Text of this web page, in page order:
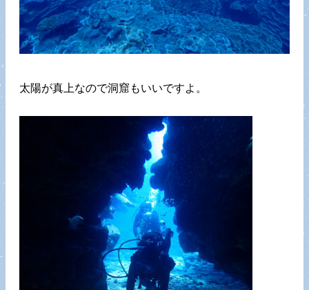
太陽が真上なので洞窟もいいですよ。